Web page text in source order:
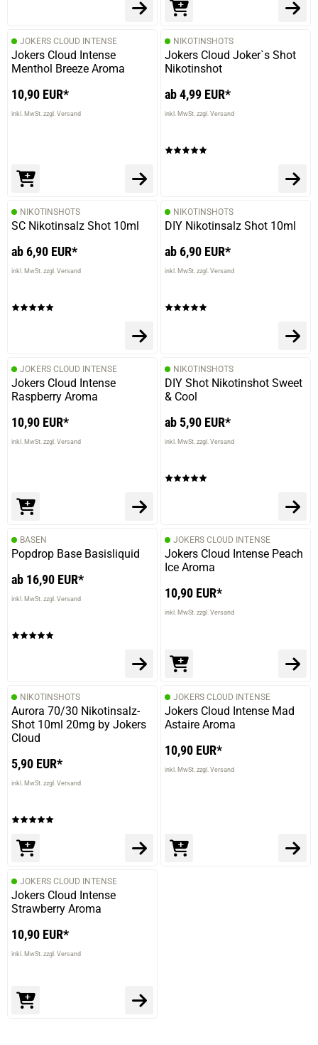
next
JOKERS CLOUD INTENSE
Jokers Cloud Intense
Menthol Breeze Aroma
10,90 EUR*
inkl. MwSt. zzgl. Versand
NIKOTINSHOTS
Jokers Cloud Joker`s Shot
Nikotinshot
ab 4,99 EUR*
inkl. MwSt. zzgl. Versand
NIKOTINSHOTS
SC Nikotinsalz Shot 10ml
ab 6,90 EUR*
inkl. MwSt. zzgl. Versand
NIKOTINSHOTS
DIY Nikotinsalz Shot 10ml
ab 6,90 EUR*
inkl. MwSt. zzgl. Versand
JOKERS CLOUD INTENSE
Jokers Cloud Intense
Raspberry Aroma
10,90 EUR*
inkl. MwSt. zzgl. Versand
NIKOTINSHOTS
DIY Shot Nikotinshot Sweet
& Cool
ab 5,90 EUR*
inkl. MwSt. zzgl. Versand
BASEN
Popdrop Base Basisliquid
ab 16,90 EUR*
inkl. MwSt. zzgl. Versand
JOKERS CLOUD INTENSE
Jokers Cloud Intense Peach
Ice Aroma
10,90 EUR*
inkl. MwSt. zzgl. Versand
NIKOTINSHOTS
Aurora 70/30 Nikotinsalz-
Shot 10ml 20mg by Jokers
Cloud
5,90 EUR*
inkl. MwSt. zzgl. Versand
JOKERS CLOUD INTENSE
Jokers Cloud Intense Mad
Astaire Aroma
10,90 EUR*
inkl. MwSt. zzgl. Versand
JOKERS CLOUD INTENSE
Jokers Cloud Intense
Strawberry Aroma
10,90 EUR*
inkl. MwSt. zzgl. Versand